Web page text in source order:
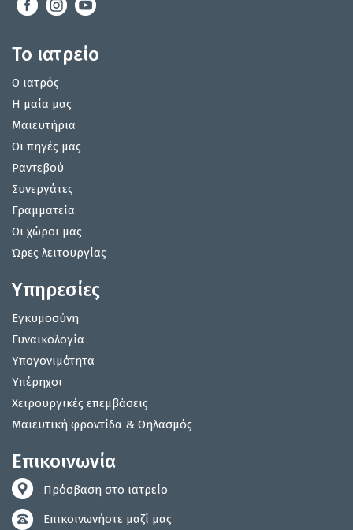
Το ιατρείο
Ο ιατρός
Η μαία μας
Μαιευτήρια
Οι πηγές μας
Ραντεβού
Συνεργάτες
Γραμματεία
Οι χώροι μας
Ώρες λειτουργίας
Υπηρεσίες
Εγκυμοσύνη
Γυναικολογία
Υπογονιμότητα
Υπέρηχοι
Χειρουργικές επεμβάσεις
Μαιευτική φροντίδα & Θηλασμός
Επικοινωνία
Πρόσβαση στο ιατρείο
Επικοινωνήστε μαζί μας